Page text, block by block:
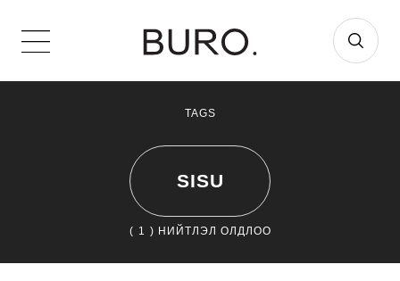
TAGS
SISU
( 1 ) НИЙТЛЭЛ ОЛДЛОО